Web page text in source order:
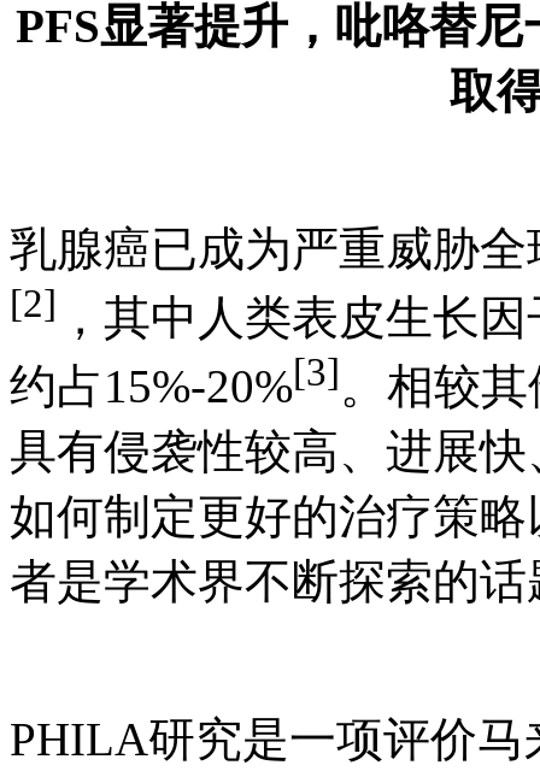
PFS显著提升，吡咯
取
乳腺癌已成为严重威胁
[2] ，其中人类表皮生
约占15%-20%[3]。相较其
具有侵袭性较高、进展快
如何制定更好的治疗策
者是学术界不断探索的话
PHILA研究是一项评价